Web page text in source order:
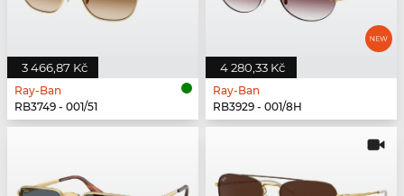
3 466,87 Kč
Ray-Ban
RB3749 - 001/51
4 280,33 Kč
Ray-Ban
RB3929 - 001/8H